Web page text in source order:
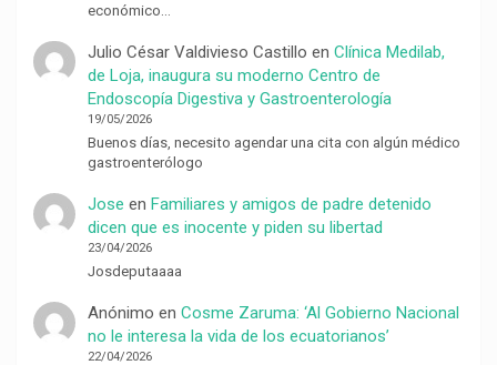
económico…
Julio César Valdivieso Castillo en Clínica Medilab,
de Loja, inaugura su moderno Centro de
Endoscopía Digestiva y Gastroenterología
19/05/2026
Buenos días, necesito agendar una cita con algún médico
gastroenterólogo
Jose en Familiares y amigos de padre detenido
dicen que es inocente y piden su libertad
23/04/2026
Josdeputaaaa
Anónimo en Cosme Zaruma: ‘Al Gobierno Nacional
no le interesa la vida de los ecuatorianos’
22/04/2026